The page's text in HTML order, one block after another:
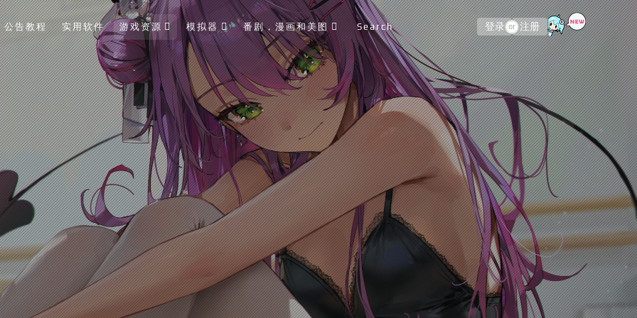
公告教程 实用软件 游戏资源 模拟器 番剧，漫画和美图 Search 登录 or 注册